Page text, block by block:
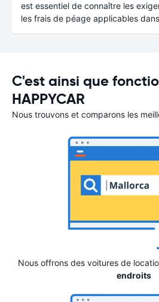
est essentiel de connaître les
les frais de péage applicables
C'est ainsi que
HAPPYCAR
Nous trouvons et comparons les
Nous offrons des voitures de
endroits